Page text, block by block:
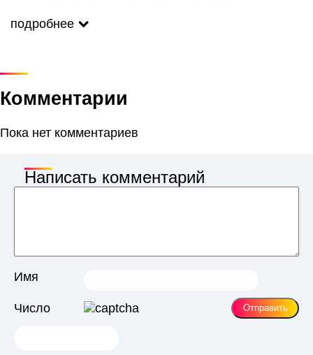
Не смывать.
подробнее
Комментарии
Пока нет комментариев
Написать комментарий
Имя
Число